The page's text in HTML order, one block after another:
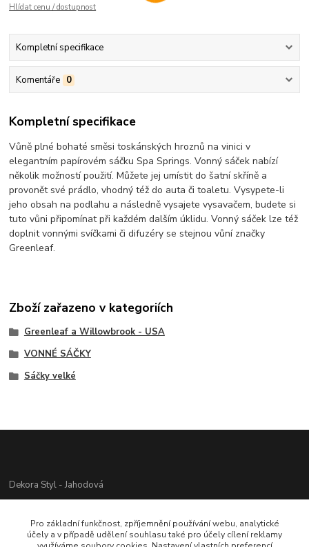
Hlídat cenu / dostupnost
Kompletní specifikace
Komentáře 0
Kompletní specifikace
Vůně plné bohaté směsi toskánských hroznů na vinici v
elegantním papírovém sáčku Spa Springs. Vonný sáček nabízí
několik možností použití. Můžete jej umístit do šatní skříně a
provonět své prádlo, vhodný též do auta či toaletu. Vysypete-li
jeho obsah na podlahu a následně vysajete vysavačem, budete si
tuto vůni připomínat při každém dalším úklidu. Vonný sáček lze též
doplnit vonnými svíčkami či difuzéry se stejnou vůní značky
Greenleaf.
Zboží zařazeno v kategoriích
Greenleaf a Willowbrook - USA
VONNÉ SÁČKY
Sáčky velké
Dekora Styl - Jahodová
721312944
Pro základní funkčnost, zpříjemnění používání webu, analytické
účely a v případě udělení souhlasu také pro účely cílení reklamy